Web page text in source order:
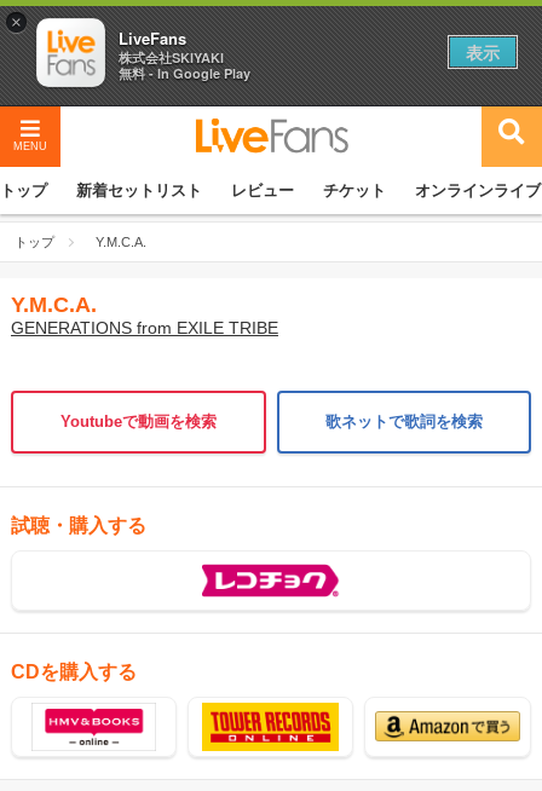
MENU
トップ 新着セットリスト レビュー チケット オンラインライブ
トップ Y.M.C.A.
Y.M.C.A.
GENERATIONS from EXILE TRIBE
Youtubeで動画を検索 歌ネットで歌詞を検索
試聴・購入する
CDを購入する
×
LiveFans
株式会社SKIYAKI
無料 - In Google Play
表示